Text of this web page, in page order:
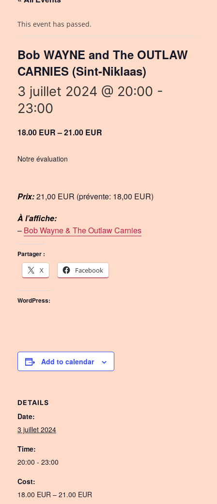
This event has passed.
Bob WAYNE and The OUTLAW
CARNIES (Sint-Niklaas)
3 juillet 2024 @ 20:00 -
23:00
18.00 EUR – 21.00 EUR
Notre évaluation
Prix:21,00 EUR (prévente: 18,00 EUR)
À l’affiche:
– Bob Wayne & The Outlaw Carnies
Partager :
X
Facebook
WordPress:
Add to calendar
DETAILS
Date:
3 juillet 2024
Time:
20:00 - 23:00
Cost:
18.00 EUR – 21.00 EUR